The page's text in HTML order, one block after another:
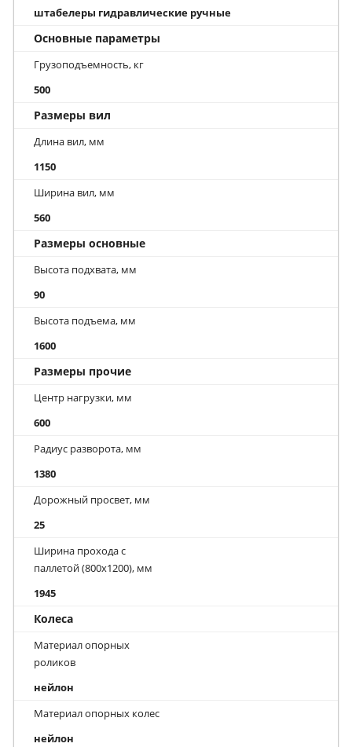
штабелеры гидравлические ручные
Основные параметры
Грузоподъемность, кг
500
Размеры вил
Длина вил, мм
1150
Ширина вил, мм
560
Размеры основные
Высота подхвата, мм
90
Высота подъема, мм
1600
Размеры прочие
Центр нагрузки, мм
600
Радиус разворота, мм
1380
Дорожный просвет, мм
25
Ширина прохода с
паллетой (800х1200), мм
1945
Колеса
Материал опорных
роликов
нейлон
Материал опорных колес
нейлон